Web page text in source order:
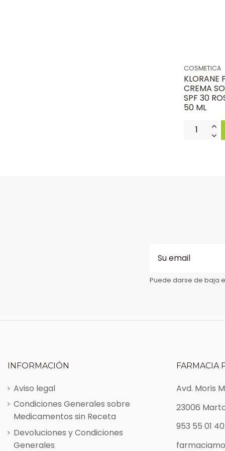
COSMETICA
KLORANE
CREMA
SPF 30
50 ML
Puede darse de baja
INFORMACIÓN
Aviso legal
Condiciones Generales sobre
Medicamentos sin Receta
Devoluciones y Condiciones
Generales
FARMACIA
Avd. Moris
23006
953 55 01 40